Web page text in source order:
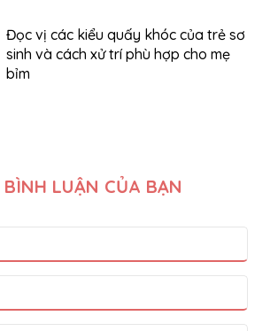
Đọc vị các kiểu quấy khóc của trẻ sơ
sinh và cách xử trí phù hợp cho mẹ
bỉm
BÌNH LUẬN CỦA BẠN